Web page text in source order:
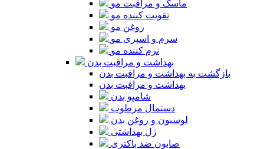
ماسک و مراقبت مو
تقویت کننده مو
روغن مو
سرم و اسپری مو
نرم کننده مو
بهداشت و مراقبت بدن
بازگشت به بهداشت و مراقبت بدن
بهداشت و مراقبت بدن
شامپو بدن
دستمال مرطوب
لوسیون و روغن بدن
ژل بهداشتی
صابون ضد باکتری